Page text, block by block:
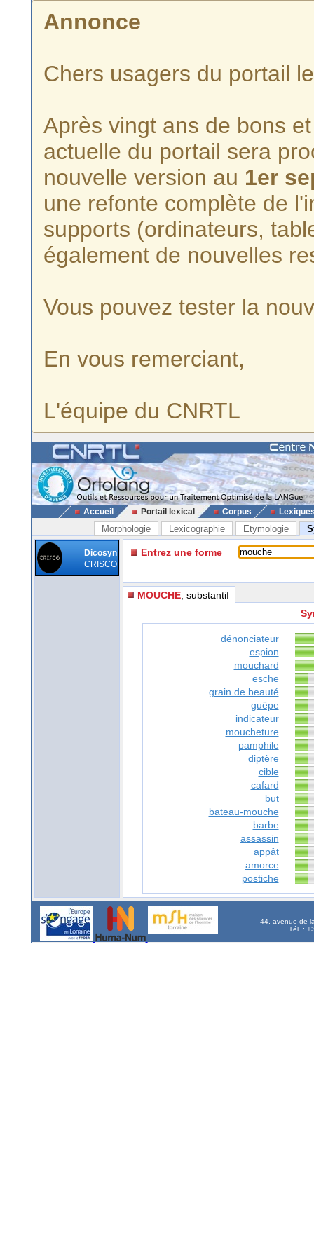
Annonce
Chers usagers du portail
Après vingt ans de bons
actuelle du portail sera
nouvelle version au 1er
une refonte complète de
supports (ordinateurs,
également de nouvelles
Vous pouvez tester la
En vous remerciant,
L'équipe du CNRTL
Accueil Portail lexical Corpus
Morphologie Lexicographie Etymologie
Dicosyn
CRISCO
Entrez une forme
MOUCHE , substantif
dénonciateur
espion
mouchard
esche
grain de beauté
guêpe
indicateur
moucheture
pamphile
diptère
cible
cafard
but
bateau-mouche
barbe
assassin
appât
amorce
postiche
44, avenue de
Tél. :